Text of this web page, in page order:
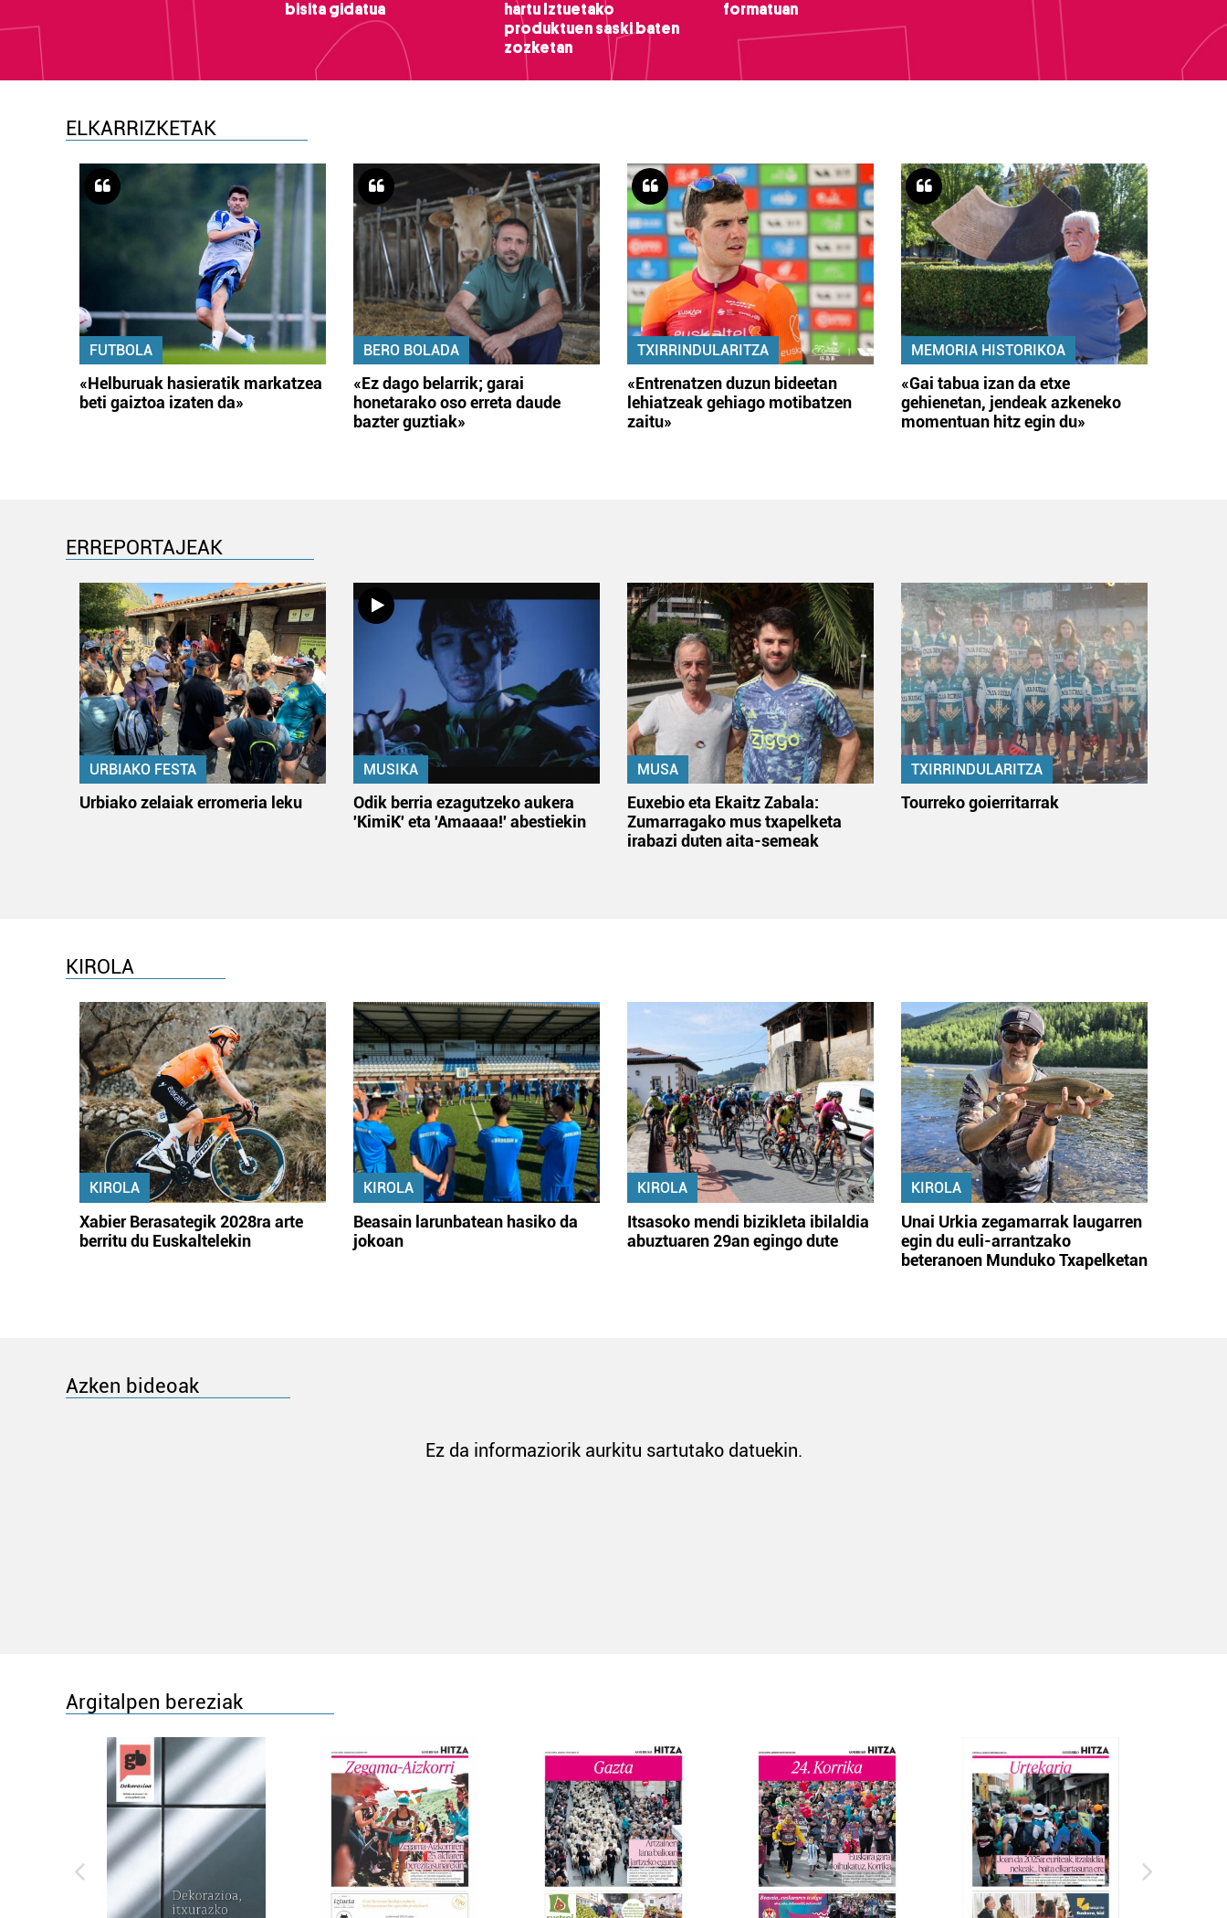
bisita gidatua
hartu Iztuetako
produktuen saski baten
zozketan
formatuan
ELKARRIZKETAK
FUTBOLA
«Helburuak hasieratik markatzea
beti gaiztoa izaten da»
BERO BOLADA
«Ez dago belarrik; garai
honetarako oso erreta daude
bazter guztiak»
TXIRRINDULARITZA
«Entrenatzen duzun bideetan
lehiatzeak gehiago motibatzen
zaitu»
MEMORIA HISTORIKOA
«Gai tabua izan da etxe
gehienetan, jendeak azkeneko
momentuan hitz egin du»
ERREPORTAJEAK
URBIAKO FESTA
Urbiako zelaiak erromeria leku
MUSIKA
Odik berria ezagutzeko aukera
'KimiK' eta 'Amaaaa!' abestiekin
MUSA
Euxebio eta Ekaitz Zabala:
Zumarragako mus txapelketa
irabazi duten aita-semeak
TXIRRINDULARITZA
Tourreko goierritarrak
KIROLA
KIROLA
Xabier Berasategik 2028ra arte
berritu du Euskaltelekin
KIROLA
Beasain larunbatean hasiko da
jokoan
KIROLA
Itsasoko mendi bizikleta ibilaldia
abuztuaren 29an egingo dute
KIROLA
Unai Urkia zegamarrak laugarren
egin du euli-arrantzako
beteranoen Munduko Txapelketan
Azken bideoak
Ez da informaziorik aurkitu sartutako datuekin.
Argitalpen bereziak